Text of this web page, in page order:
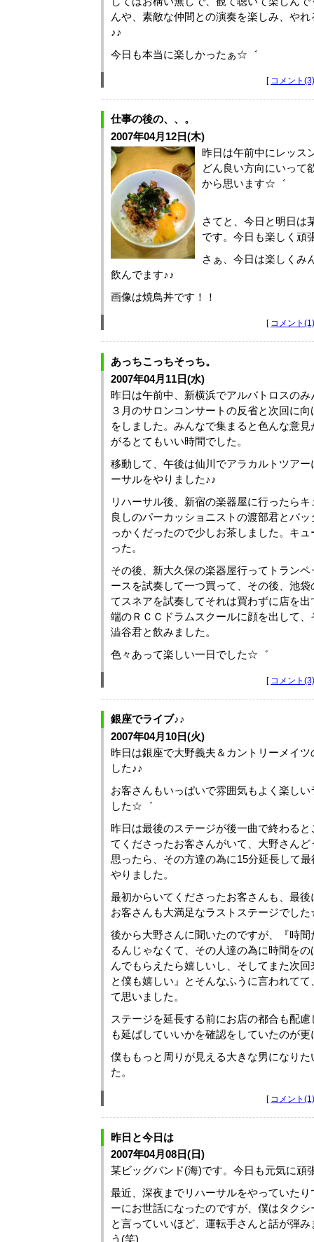
んや、素敵な仲間との演奏を楽しみ、や
♪♪
今日も本当に楽しかったぁ☆゛
[ コメント(3)
仕事の後の、、。
2007年04月12日(木)
昨日は午前中にレッス
どん良い方向にいって
から思います☆゛
さてと、今日と明日は
です。今日も楽しく頑
さぁ、今日は楽しくみ
飲んでます♪♪
画像は焼鳥丼です！！
[ コメント(1)
あっちこっちそっち。
2007年04月11日(水)
昨日は午前中、新横浜でアルバトロスの
３月のサロンコンサートの反省と次回に
をしました。みんなで集まると色んな意
がるとてもいい時間でした。
移動して、午後は仙川でアラカルトツア
ーサルをやりました♪♪
リハーサル後、新宿の楽器屋に行ったら
良しのパーカッショニストの渡部君とバ
っかくだったので少しお茶しました。キ
った。
その後、新大久保の楽器屋行ってトラン
ースを試奏して一つ買って、その後、池
てスネアを試奏してそれは買わずに店を
端のＲＣＣドラムスクールに顔を出して
澁谷君と飲みました。
色々あって楽しい一日でした☆゛
[ コメント(3)
銀座でライブ♪♪
2007年04月10日(火)
昨日は銀座で大野義夫＆カントリーメイ
した♪♪
お客さんもいっぱいで雰囲気もよく楽し
した☆゛
昨日は最後のステージが後一曲で終わる
てくださったお客さんがいて、大野さん
思ったら、その方達の為に15分延長して
やりました。
最初からいてくださったお客さんも、最
お客さんも大満足なラストステージでし
後から大野さんに聞いたのですが、『時
るんじゃなくて、その人達の為に時間を
んでもらえたら嬉しいし、そしてまた次
と僕も嬉しい』とそんなふうに言われて
て思いました。
ステージを延長する前にお店の都合も配
も延ばしていいかを確認をしていたのが
僕ももっと周りが見える大きな男になりた
た。
[ コメント(1)
昨日と今日は
2007年04月08日(日)
某ビッグバンド(海)です。今日も元気に頑
最近、深夜までリハーサルをやっていた
ーにお世話になったのですが、僕はタク
と言っていいほど、運転手さんと話が弾
う(笑)